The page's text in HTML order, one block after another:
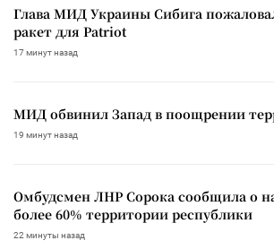
Глава МИД Украины Сибига
ракет для Patriot
17 минут назад
МИД обвинил Запад в поощрении
19 минут назад
Омбудсмен ЛНР Сорока сообщила о
более 60% территории республики
22 минуты назад